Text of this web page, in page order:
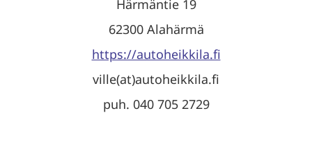
Härmäntie 19
62300 Alahärmä
https://autoheikkila.fi
ville(at)autoheikkila.fi
puh. 040 705 2729